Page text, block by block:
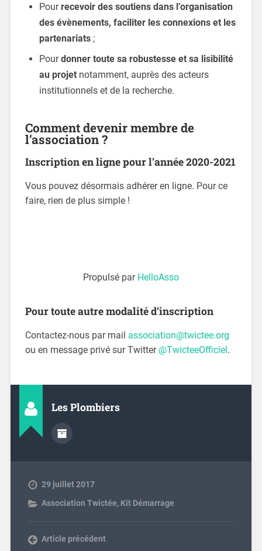
Pourrecevoir des soutiens dans l’organisation
des évènements, faciliter les connexions et les
partenariats ;
Pourdonner toute sa robustesse et sa lisibilité
au projetnotamment, auprès des acteurs
institutionnels et de la recherche.
Comment devenir membre de
l’association ?
Inscription en ligne pour l’année 2020-2021
Vous pouvez désormais adhérer en ligne. Pour ce
faire, rien de plus simple !
Propulsé par HelloAsso
Pour toute autre modalité d’inscription
Contactez-nous par mail association@twictee.org
ou en message privé sur Twitter @TwicteeOfficiel.
Les Plombiers
29 juillet 2017
Association Twictée, Kit Démarrage
Article précédent